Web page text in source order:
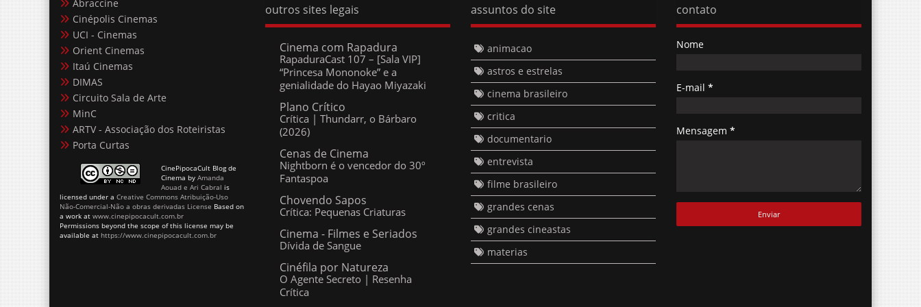
UCI - Cinemas
Orient Cinemas
Itaú Cinemas
DIMAS
Circuito Sala de Arte
MinC
ARTV - Associação dos Roteiristas
Porta Curtas
Aouad e Ari Cabralis
licensed under aCreative Commons Atribuição-Uso
Não-Comercial-Não a obras derivadas LicenseBased on
a work atwww.cinepipocacult.com.br
Permissions beyond the scope of this license may be
available athttps://www.cinepipocacult.com.br
Cinema com Rapadura
RapaduraCast 107 – [Sala VIP]
“Princesa Mononoke” e a
genialidade do Hayao Miyazaki
Plano Crítico
Crítica | Thundarr, o Bárbaro
(2026)
Cenas de Cinema
Nightborn é o vencedor do 30º
Fantaspoa
Chovendo Sapos
Crítica: Pequenas Criaturas
Cinema - Filmes e Seriados
Dívida de Sangue
Cinéfila por Natureza
O Agente Secreto | Resenha
Crítica
animacao
astros e estrelas
cinema brasileiro
critica
documentario
entrevista
filme brasileiro
grandes cenas
grandes cineastas
materias
Nome